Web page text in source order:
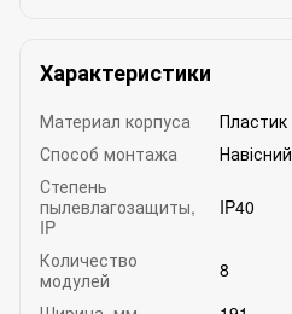
Характеристики
Материал корпуса
Пластик
Способ монтажа
Навісний
Степень
пылевлагозащиты,
IP
IP40
Количество
модулей
8